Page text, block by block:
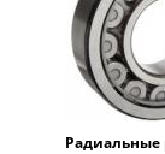
Радиальные